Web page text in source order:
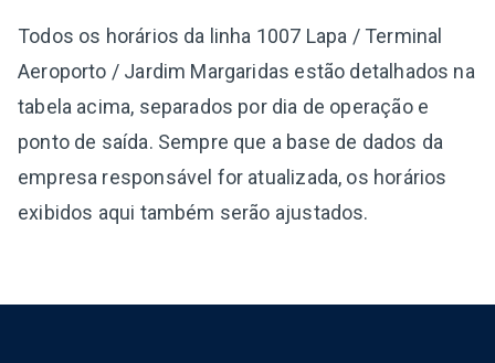
Todos os horários da linha 1007 Lapa / Terminal
Aeroporto / Jardim Margaridas estão detalhados na
tabela acima, separados por dia de operação e
ponto de saída. Sempre que a base de dados da
empresa responsável for atualizada, os horários
exibidos aqui também serão ajustados.